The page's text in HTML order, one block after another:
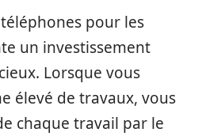
téléphones pour les
un investissement
Lorsque vous
élevé de travaux, vous
chaque travail par le